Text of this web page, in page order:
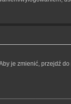
je zmienić, przejdź